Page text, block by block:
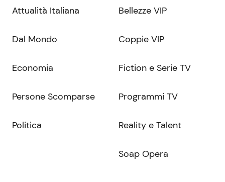
Attualità Italiana
Dal Mondo
Economia
Persone Scomparse
Politica
Bellezze VIP
Coppie VIP
Fiction e Serie TV
Programmi TV
Reality e Talent
Soap Opera